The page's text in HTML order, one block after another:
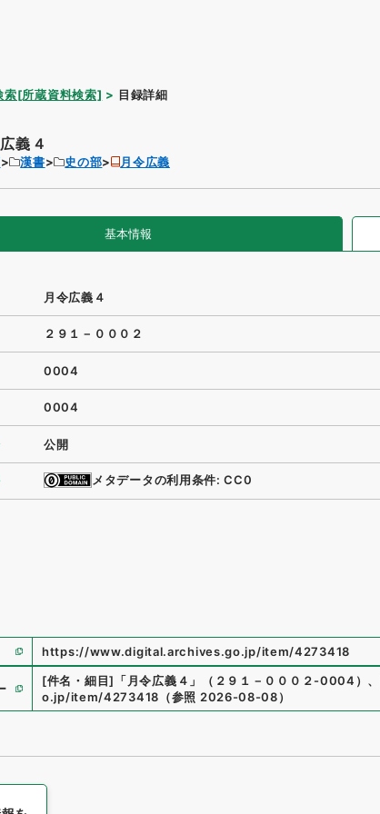
索[所蔵資料検索] 目録詳細
義４
漢書 史の部 月令広義
基本情報
月令広義４
２９１－０００２
0004
0004
公開
メタデータの利用条件: CC0
https://www.digital.archives.go.jp/item/4273418
[件名・細目] 「月令広義４ 」 （ ２９１－０００２-0004 ） 、
o.jp/item/4273418 （参照 2026-08-08）